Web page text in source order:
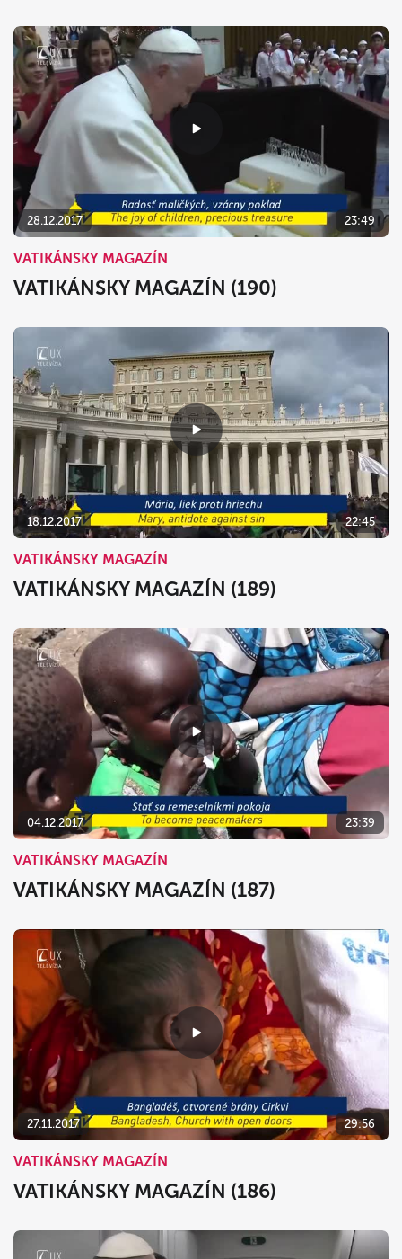
28.12.2017 23:49
VATIKÁNSKY MAGAZÍN
VATIKÁNSKY MAGAZÍN (190)
18.12.2017 22:45
VATIKÁNSKY MAGAZÍN
VATIKÁNSKY MAGAZÍN (189)
04.12.2017 23:39
VATIKÁNSKY MAGAZÍN
VATIKÁNSKY MAGAZÍN (187)
27.11.2017 29:56
VATIKÁNSKY MAGAZÍN
VATIKÁNSKY MAGAZÍN (186)